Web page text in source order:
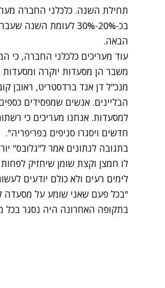
תחילת השנה. כלכלני החברה
בכ-20%-30% לעומת
הבאה.
עוד מעריכים כלכלני החברה, כי
משבר הן מסעדות יוקרה ומסעדות
מנכ"ל דן אנד ברדסטריט, ראובן
הבליינים. אנשים שמפסידים
למסעדות. אנחנו מעריכים כי
חדשים ויסגרו סניפים בפריפריה".
בתגובה לנתונים אמר ל"גלובס"
לו חמצן וקצת שומן שיחזיק
לימים רעים ולא כולם יודעים
"בכל פעם שאני שומע על מסעדה
בתקופה האחרונה היה נסגר בכל